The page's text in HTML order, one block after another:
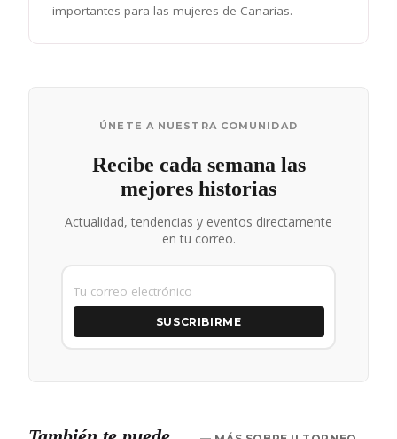
importantes para las mujeres de Canarias.
ÚNETE A NUESTRA COMUNIDAD
Recibe cada semana las
mejores historias
Actualidad, tendencias y eventos directamente
en tu correo.
SUSCRIBIRME